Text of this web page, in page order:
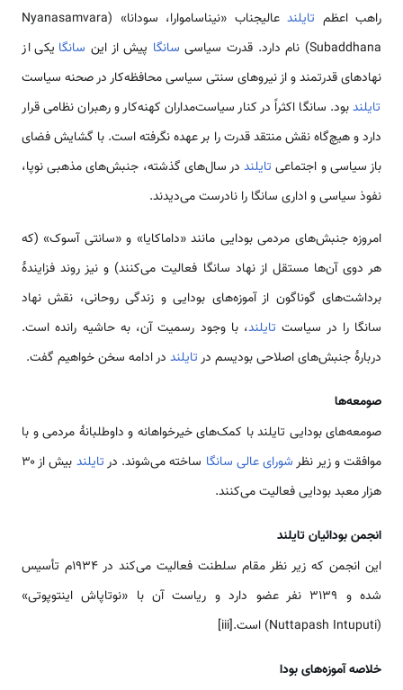
راهب اعظم تایلند
عالیجناب «نیناساموارا، سودانا» (Nyanasamvara
Subaddhana) نام دارد. قدرت سیاسی
سانگا پیش از این سانگا یکی از
نهادهای قدرتمند و از نیروهای سنتی سیاسی محافظه‌کار در صحنه سیاست
تایلندبود. سانگا اکثراً در کنار سیاست‌مداران کهنه‌کار و رهبران نظامی قرار
دارد و هیچ‌گاه نقش منتقد قدرت را بر عهده نگرفته است. با گشایش فضای
باز سیاسی و اجتماعی تایلنددر سال‌های گذشته، جنبش‌های مذهبی نوپا،
نفوذ سیاسی و اداری سانگا را نادرست می‌دیدند.
امروزه جنبش‌های مردمی بودایی مانند «داماکایا» و «سانتی آسوک» (که
هر دوی آن‌ها مستقل از نهاد سانگا فعالیت می‌کنند) و نیز روند فزایندهٔ
برداشت‌های گوناگون از آموزه‌های بودایی و زندگی روحانی، نقش نهاد
سانگا را در سیاست تایلند، با وجود رسمیت آن، به حاشیه رانده است.
دربارهٔ جنبش‌های اصلاحی بودیسم درتایلند در ادامه سخن خواهیم گفت.
صومعه‌ها
صومعه‌های بودایی تایلند با کمک‌های خیرخواهانه و داوطلبانهٔ مردمی و با
موافقت و زیر نظرشورای عالی سانگا ساخته می‌شوند. درتایلند
بیش از ۳۰
هزار معبد بودایی فعالیت می‌کنند.
انجمن بودائیان تایلند
این انجمن که زیر نظر مقام سلطنت فعالیت می‌کند در ۱۹۳۴م تأسیس
شده و ۳۱۳۹ نفر عضو دارد و ریاست آن با «نوتاپاش اینتوپوتی»
(Nuttapash Intuputi) است.[iii]
خلاصه آموزه‌های بودا